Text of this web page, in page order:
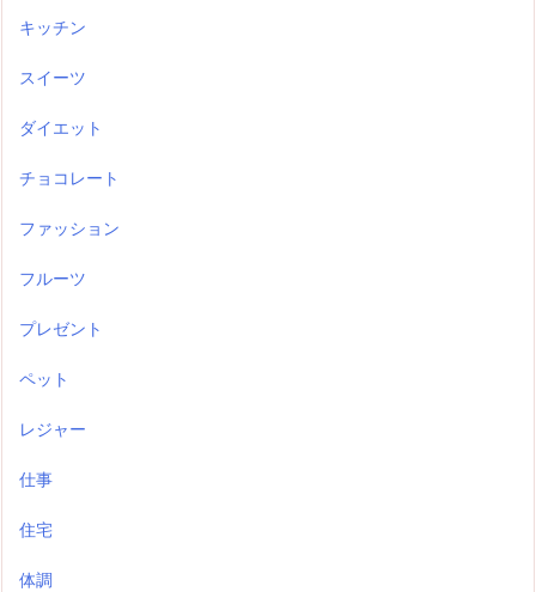
キッチン
スイーツ
ダイエット
チョコレート
ファッション
フルーツ
プレゼント
ペット
レジャー
仕事
住宅
体調